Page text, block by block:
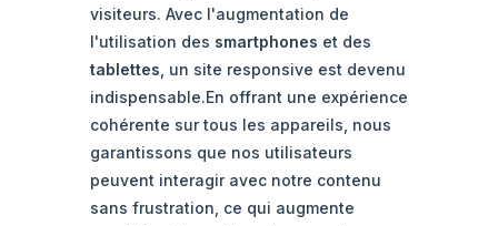
visiteurs. Avec l'augmentation de
l'utilisation des smartphones et des
tablettes , un site responsive est devenu
indispensable.En offrant une expérience
cohérente sur tous les appareils, nous
garantissons que nos utilisateurs
peuvent interagir avec notre contenu
sans frustration, ce qui augmente